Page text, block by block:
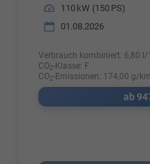
Leistung
110 kW (150 PS)
01.08.2026
Verbrauch kombiniert: 6,80 l/
CO2-Klasse: F
CO2-Emissionen: 174,00 g/km
ab